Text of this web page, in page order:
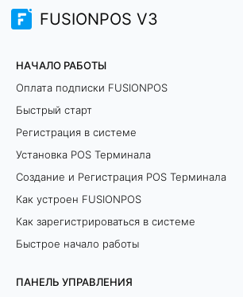
FUSIONPOS V3
НАЧАЛО РАБОТЫ
Оплата подписки FUSIONPOS
Быстрый старт
Регистрация в системе
Установка POS Терминала
Создание и Регистрация POS Терминала
Как устроен FUSIONPOS
Как зарегистрироваться в системе
Быстрое начало работы
ПАНЕЛЬ УПРАВЛЕНИЯ
Часто
т